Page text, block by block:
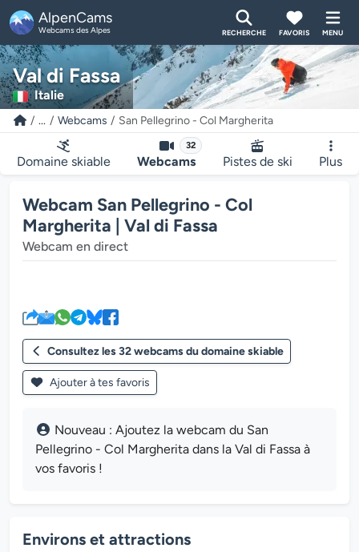
AlpenCams
Webcams des Alpes RECHERCHE FAVORIS MENU
Val di Fassa
Italie
... Webcams San Pellegrino - Col Margherita
Domaine skiable
32
Webcams Pistes de ski Plus
Webcam San Pellegrino - Col
Margherita | Val di Fassa
Webcam en direct
Consultez les 32 webcams du domaine skiable
Ajouter à tes favoris
Nouveau : Ajoutez la webcam du San
Pellegrino - Col Margherita dans la Val di Fassa à
vos favoris !
Environs et attractions